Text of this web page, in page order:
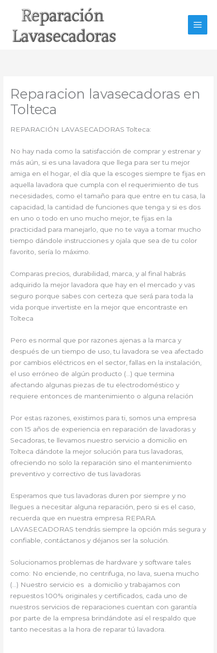
Reparacion lavasecadoras en
Tolteca
REPARACIÓN LAVASECADORAS Tolteca:
No hay nada como la satisfacción de comprar y estrenar y
más aún, si es una lavadora que llega para ser tu mejor
amiga en el hogar, el día que la escoges siempre te fijas en
aquella lavadora que cumpla con el requerimiento de tus
necesidades, como el tamaño para que entre en tu casa, la
capacidad, la cantidad de funciones que tenga y si es dos
en uno o todo en uno mucho mejor, te fijas en la
practicidad para manejarlo, que no te vaya a tomar mucho
tiempo dándole instrucciones y ojala que sea de tu color
favorito, sería lo máximo.
Comparas precios, durabilidad, marca, y al final habrás
adquirido la mejor lavadora que hay en el mercado y vas
seguro porque sabes con certeza que será para toda la
vida porque invertiste en la mejor que encontraste en
Tolteca
Pero es normal que por razones ajenas a la marca y
después de un tiempo de uso, tu lavadora se vea afectado
por cambios eléctricos en el sector, fallas en la instalación,
el uso erróneo de algún producto (…) que termina
afectando algunas piezas de tu electrodoméstico y
requiere entonces de mantenimiento o alguna relación
Por estas razones, existimos para ti, somos una empresa
con 15 años de experiencia en reparación de lavadoras y
Secadoras, te llevamos nuestro servicio a domicilio en
Tolteca dándote la mejor solución para tus lavadoras,
ofreciendo no solo la reparación sino el mantenimiento
preventivo y correctivo de tus lavadoras
Esperamos que tus lavadoras duren por siempre y no
llegues a necesitar alguna reparación, pero si es el caso,
recuerda que en nuestra empresa REPARA
LAVASECADORAS tendrás siempre la opción más segura y
confiable, contáctanos y déjanos ser la solución.
Solucionamos problemas de hardware y software tales
como: No enciende, no centrifuga, no lava, suena mucho
(…) Nuestro servicio es a domicilio y trabajamos con
repuestos 100% originales y certificados, cada uno de
nuestros servicios de reparaciones cuentan con garantía
por parte de la empresa brindándote así el respaldo que
tanto necesitas a la hora de reparar tú lavadora.